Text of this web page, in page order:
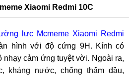
Xiaomi Redmi 10C
lực Mcmeme Xiaomi Redmi
hình với độ cứng 9H. Kính có
nhạy cảm ứng tuyệt vời. Ngoài ra,
kháng nước, chống thấm dầu,